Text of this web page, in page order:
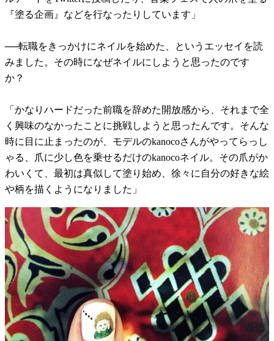
『塗る企画』などを行なったりしています」
──転職をきっかけにネイルを始めた、というエッセイを読
みました。その時になぜネイルにしようと思ったのです
か？
「かなりハードだった前職を辞めた開放感から、それまで全
く興味のなかったことに挑戦しようと思ったんです。そんな
時に目に止まったのが、モデルのkanocoさんがやってらっし
ゃる、爪に少し色を乗せるだけのkanocoネイル。その爪がか
わいくて、最初は真似して塗り始め、徐々に自分の好きな絵
や柄を描くようになりました」